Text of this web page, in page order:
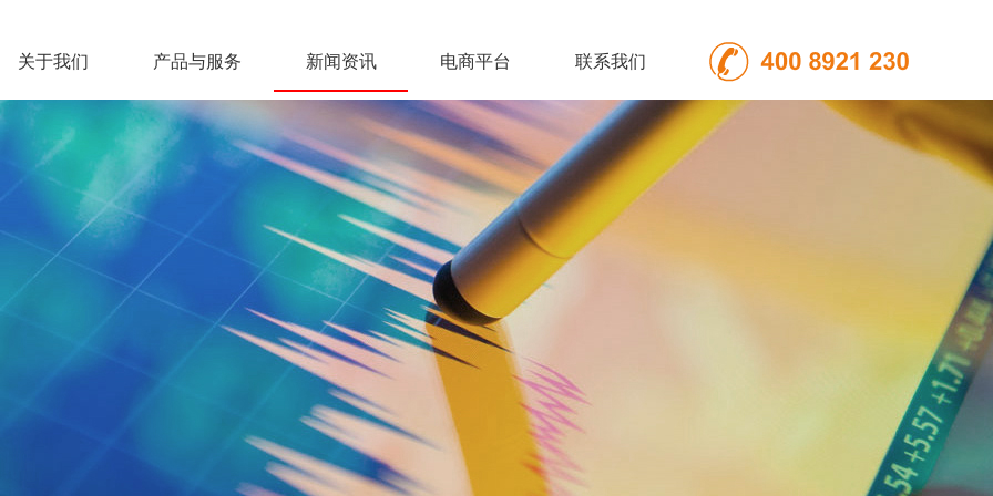
关于我们 产品与服务 新闻资讯 电商平台 联系我们